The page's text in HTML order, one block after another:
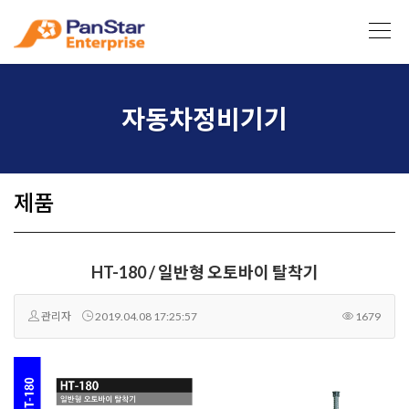
자동차정비기기
제품
HT-180 / 일반형 오토바이 탈착기
관리자 2019.04.08 17:25:57 1679